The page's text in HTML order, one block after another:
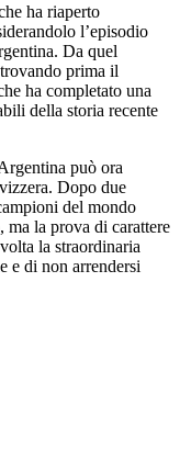
ha riaperto
l’episodio
Da quel
prima il
ha completato una
della storia recente
può ora
Dopo due
del mondo
la prova di carattere
la straordinaria
e di non arrendersi